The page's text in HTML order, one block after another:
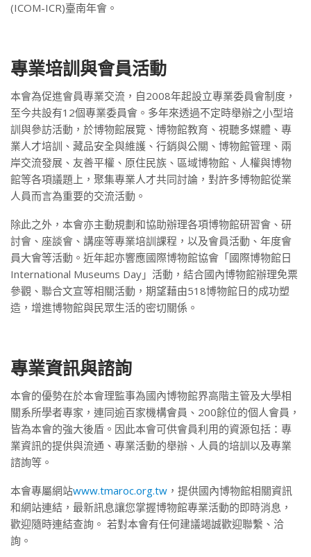
(ICOM-ICR)臺南年會。
專業培訓與會員活動
本會為促進會員專業交流，自2008年起設立專業委員會制度，
至今共設有12個專業委員會。多年來透過不定時舉辦之小型培
訓與參訪活動，於博物館展覽、博物館教育、視聽多媒體、專
業人才培訓、藏品安全與維護、行銷與公關、博物館管理、兩
岸交流發展、友善平權、原住民族、區域博物館、人權與博物
館等各項議題上，聚集專業人才共同討論，對許多博物館從業
人員而言為重要的交流活動。
除此之外，本會亦主動規劃和協助辦理各項博物館研習會、研
討會、座談會、講座等專業培訓課程，以及會員活動、年度會
員大會等活動。近年起亦響應國際博物館協會「國際博物館日
International Museums Day」活動，結合國內博物館辦理免票
參觀、聯合文宣等相關活動，期望藉由518博物館日的成功塑
造，增進博物館與民眾生活的密切關係。
專業資訊與諮詢
本會的優勢在於本會理監事為國內博物館界高階主管及大學相
關系所學者專家，連同逾百家機構會員、200餘位的個人會員，
皆為本會的強大後盾。因此本會可供會員利用的資源包括：專
業資訊的提供與流通、專業活動的舉辦、人員的培訓以及專業
諮詢等。
本會專屬網站www.tmaroc.org.tw ，提供國內博物館相關資訊
和網站連結，最新訊息讓您掌握博物館專業活動的即時消息，
歡迎隨時連結查詢。 若對本會有任何建議竭誠歡迎聯繫、洽
詢。